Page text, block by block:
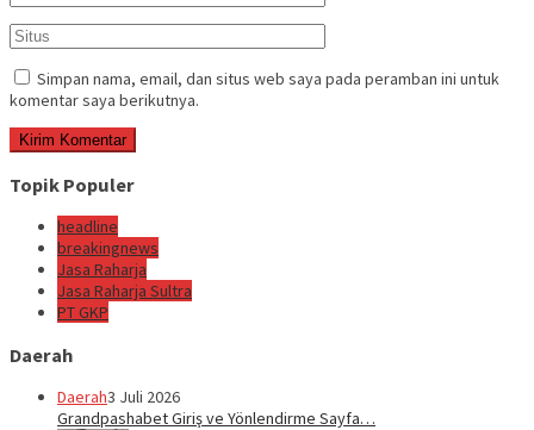
Simpan nama, email, dan situs web saya pada peramban ini untuk
komentar saya berikutnya.
Topik Populer
headline
breakingnews
Jasa Raharja
Jasa Raharja Sultra
PT GKP
Daerah
Daerah3 Juli 2026
Grandpashabet Giriş ve Yönlendirme Sayfa…